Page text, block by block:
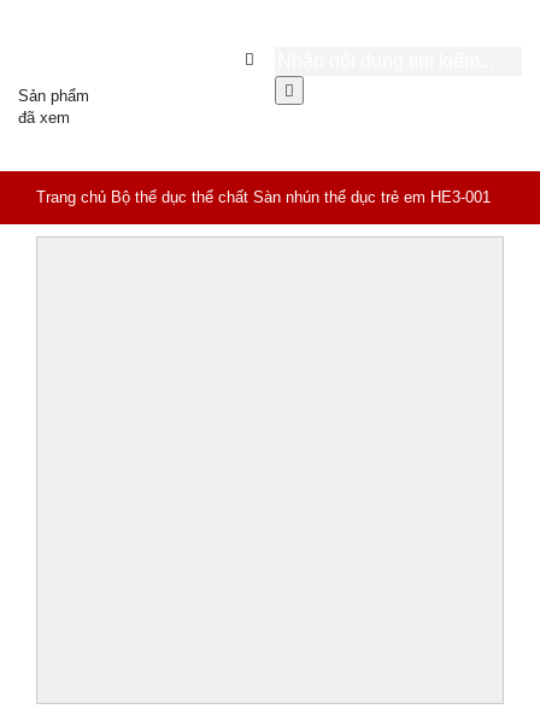
Sản phẩm
đã xem
Trang chủ Bộ thể dục thể chất Sàn nhún thể dục trẻ em HE3-001